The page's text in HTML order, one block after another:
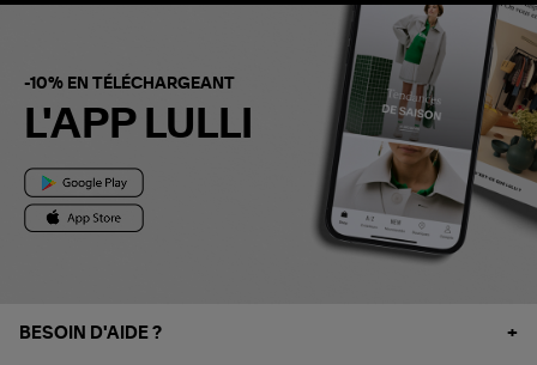
-10% EN TÉLÉCHARGEANT
L'APP LULLI
BESOIN D'AIDE ?